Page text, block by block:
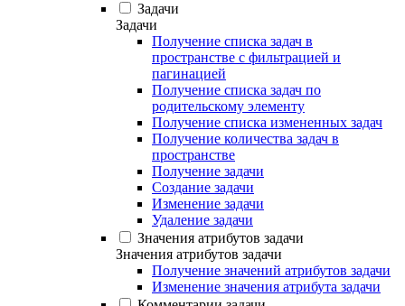
Задачи
Задачи
Получение списка задач в
пространстве с фильтрацией и
пагинацией
Получение списка задач по
родительскому элементу
Получение списка измененных задач
Получение количества задач в
пространстве
Получение задачи
Создание задачи
Изменение задачи
Удаление задачи
Значения атрибутов задачи
Значения атрибутов задачи
Получение значений атрибутов задачи
Изменение значения атрибута задачи